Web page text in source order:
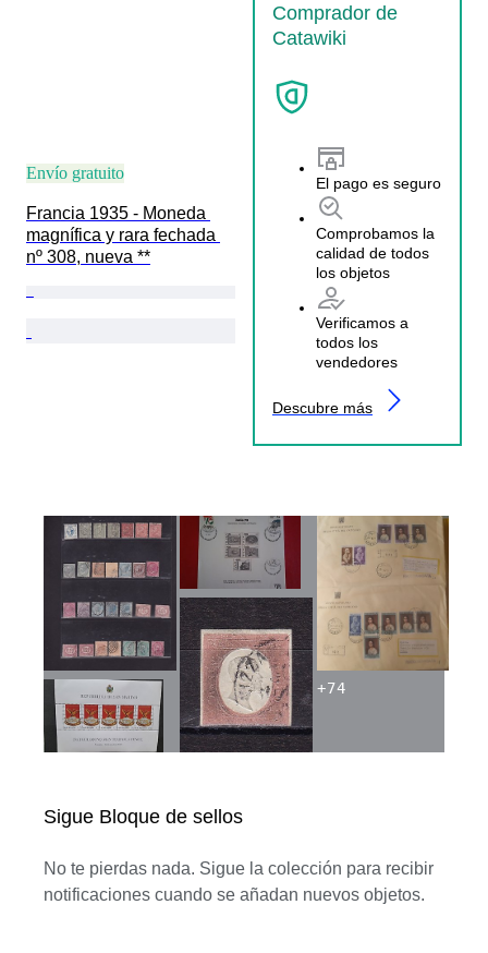
Envío gratuito
Francia 1935 - Moneda
magnífica y rara fechada
nº 308, nueva **
Comprador de
Catawiki
El pago es seguro
Comprobamos la
calidad de todos
los objetos
Verificamos a
todos los
vendedores
Descubre más
Sigue Bloque de sellos
No te pierdas nada. Sigue la colección para recibir
notificaciones cuando se añadan nuevos objetos.
+74